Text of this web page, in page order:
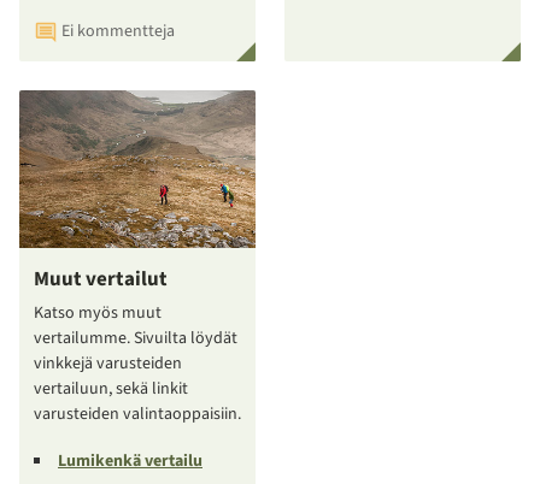
Ei kommentteja
Muut vertailut
Katso myös muut
vertailumme. Sivuilta löydät
vinkkejä varusteiden
vertailuun, sekä linkit
varusteiden valintaoppaisiin.
Lumikenkä vertailu